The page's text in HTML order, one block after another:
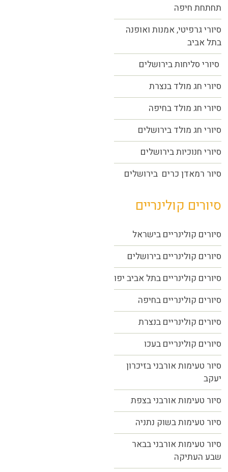
תחתחת חיפה
סיורי גרפיטי, אמנות ואופנה
בתל אביב
סיורי סליחות בירושלים
סיורי חג מולד בנצרת
סיורי חג מולד בחיפה
סיורי חג מולד בירושלים
סיורי חנוכיות בירושלים
סיור רמאדן כרים בירושלים
סיורים קולינריים
סיורים קולינריים בישראל
סיורים קולינריים בירושלים
סיורים קולינריים בתל אביב יפו
סיורים קולינריים בחיפה
סיורים קולינריים בנצרת
סיורים קולינריים בעכו
סיור טעימות אורבני בזיכרון
יעקב
סיור טעימות אורבני בצפת
סיור טעימות בשוק נתניה
סיור טעימות אורבני בבאר
שבע העתיקה